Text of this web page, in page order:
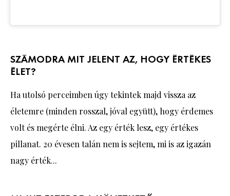
SZÁMODRA MIT JELENT AZ, HOGY ÉRTÉKES
ÉLET?
Ha utolsó perceimben úgy tekintek majd vissza az
életemre (minden rosszal, jóval együtt), hogy érdemes
volt és megérte élni. Az egy érték lesz, egy értékes
pillanat. 20 évesen talán nem is sejtem, mi is az igazán
nagy érték...